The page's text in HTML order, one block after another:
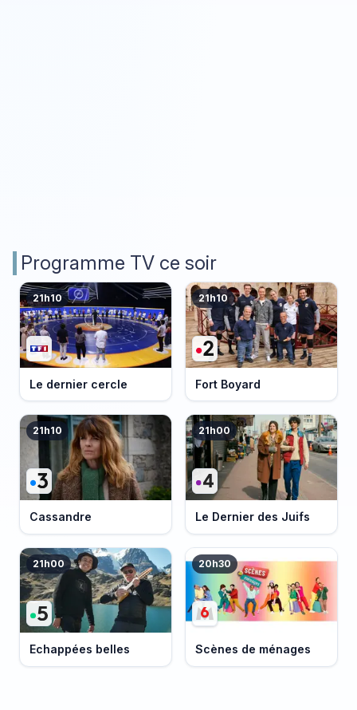
Programme TV ce soir
21h10
Le dernier cercle
21h10
Fort Boyard
21h10
Cassandre
21h00
Le Dernier des Juifs
21h00
Echappées belles
20h30
Scènes de ménages